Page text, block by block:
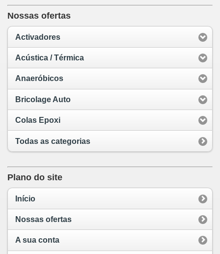
Nossas ofertas
Activadores
Acústica / Térmica
Anaeróbicos
Bricolage Auto
Colas Epoxi
Todas as categorias
Plano do site
Início
Nossas ofertas
A sua conta